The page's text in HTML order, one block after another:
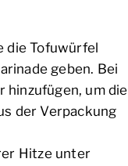
die Tofuwürfel
geben. Bei
hinzufügen, um die
der Verpackung
Hitze unter